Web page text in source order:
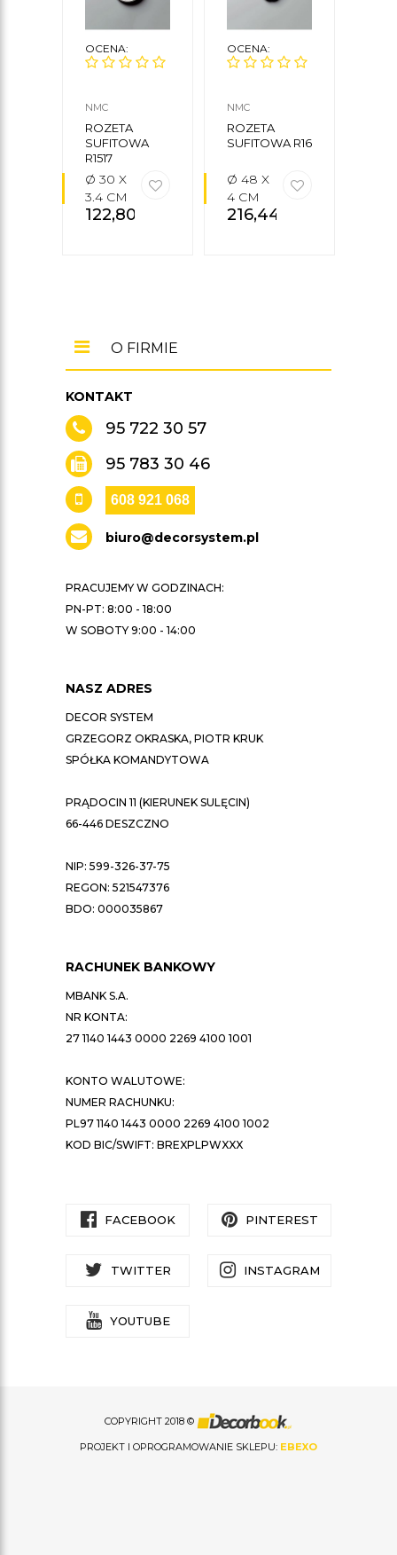
OCENA:
NMC
ROZETA
SUFITOWA
R1517
Ø 30 X
3.4 CM
122,80
OCENA:
NMC
ROZETA
SUFITOWA R16
Ø 48 X
4 CM
216,44
KONTAKT
95 722 30 57
95 783 30 46
608 921 068
biuro@decorsystem.pl
PRACUJEMY W GODZINACH:
PN-PT: 8:00 - 18:00
W SOBOTY 9:00 - 14:00
NASZ ADRES
DECOR SYSTEM
GRZEGORZ OKRASKA, PIOTR KRUK
SPÓŁKA KOMANDYTOWA
PRĄDOCIN 11 (KIERUNEK SULĘCIN)
66-446 DESZCZNO
NIP: 599-326-37-75
REGON: 521547376
BDO: 000035867
O FIRMIE
RACHUNEK BANKOWY
MBANK S.A.
NR KONTA:
27 1140 1443 0000 2269 4100 1001
KONTO WALUTOWE:
NUMER RACHUNKU:
PL97 1140 1443 0000 2269 4100 1002
KOD BIC/SWIFT: BREXPLPWXXX
FACEBOOK PINTEREST
TWITTER INSTAGRAM
YOUTUBE
COPYRIGHT 2018 ©
PROJEKT I OPROGRAMOWANIE SKLEPU: EBEXO